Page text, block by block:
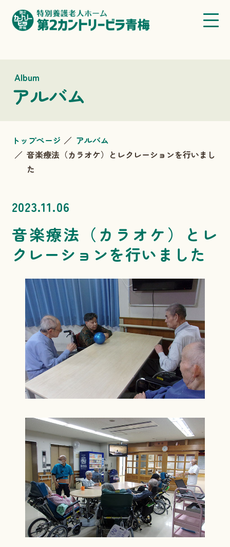
Album
アルバム
トップページ
アルバム
音楽療法（カラオケ）とレクレーションを行いまし
た
2023.11.06
音楽療法（カラオケ）とレ
クレーションを行いました